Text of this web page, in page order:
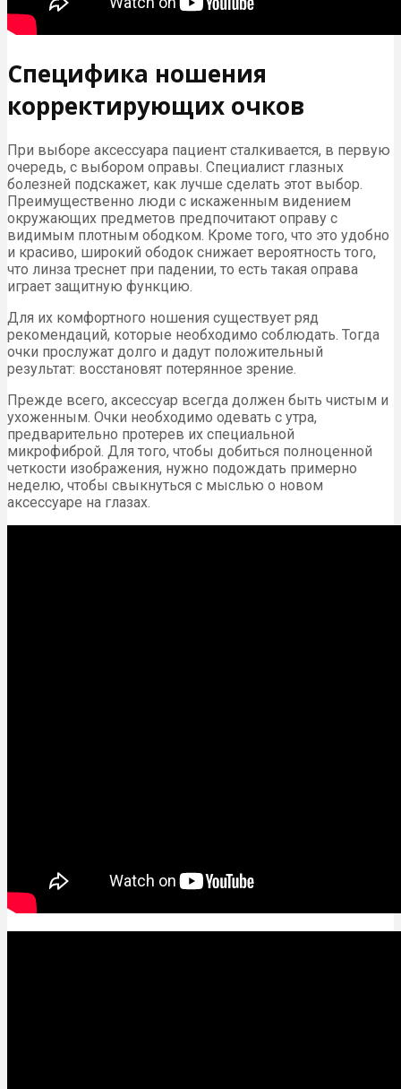
Специфика ношения
корректирующих очков
При выборе аксессуара пациент сталкивается, в первую
очередь, с выбором оправы. Специалист глазных
болезней подскажет, как лучше сделать этот выбор.
Преимущественно люди с искаженным видением
окружающих предметов предпочитают оправу с
видимым плотным ободком. Кроме того, что это удобно
и красиво, широкий ободок снижает вероятность того,
что линза треснет при падении, то есть такая оправа
играет защитную функцию.
Для их комфортного ношения существует ряд
рекомендаций, которые необходимо соблюдать. Тогда
очки прослужат долго и дадут положительный
результат: восстановят потерянное зрение.
Прежде всего, аксессуар всегда должен быть чистым и
ухоженным. Очки необходимо одевать с утра,
предварительно протерев их специальной
микрофиброй. Для того, чтобы добиться полноценной
четкости изображения, нужно подождать примерно
неделю, чтобы свыкнуться с мыслью о новом
аксессуаре на глазах.